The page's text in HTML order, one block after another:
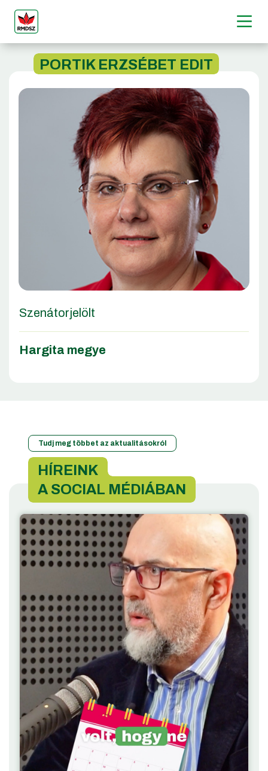
PORTIK ERZSÉBET EDIT
Szenátorjelölt
Hargita megye
HÍREINK
A SOCIAL MÉDIÁBAN
Tudj meg többet az aktualitásokról